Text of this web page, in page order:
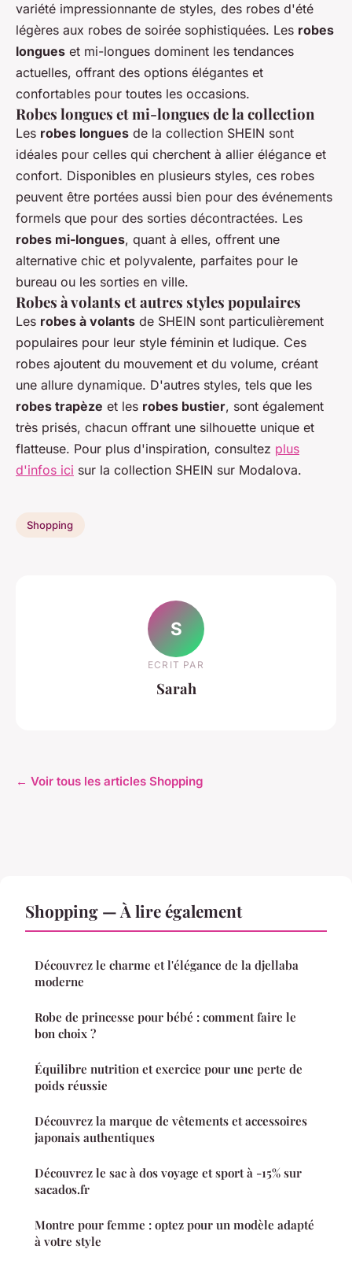
variété impressionnante de styles, des robes d'été
légères aux robes de soirée sophistiquées. Les robes
longues et mi-longues dominent les tendances
actuelles, offrant des options élégantes et
confortables pour toutes les occasions.
Robes longues et mi-longues de la collection
Les robes longues de la collection SHEIN sont
idéales pour celles qui cherchent à allier élégance et
confort. Disponibles en plusieurs styles, ces robes
peuvent être portées aussi bien pour des événements
formels que pour des sorties décontractées. Les
robes mi-longues, quant à elles, offrent une
alternative chic et polyvalente, parfaites pour le
bureau ou les sorties en ville.
Robes à volants et autres styles populaires
Les robes à volants de SHEIN sont particulièrement
populaires pour leur style féminin et ludique. Ces
robes ajoutent du mouvement et du volume, créant
une allure dynamique. D'autres styles, tels que les
robes trapèze et les robes bustier, sont également
très prisés, chacun offrant une silhouette unique et
flatteuse. Pour plus d'inspiration, consultez plus
d'infos ici sur la collection SHEIN sur Modalova.
Shopping
S
ECRIT PAR
Sarah
← Voir tous les articles Shopping
Shopping — À lire également
Découvrez le charme et l'élégance de la djellaba
moderne
Robe de princesse pour bébé : comment faire le
bon choix ?
Équilibre nutrition et exercice pour une perte de
poids réussie
Découvrez la marque de vêtements et accessoires
japonais authentiques
Découvrez le sac à dos voyage et sport à -15% sur
sacados.fr
Montre pour femme : optez pour un modèle adapté
à votre style